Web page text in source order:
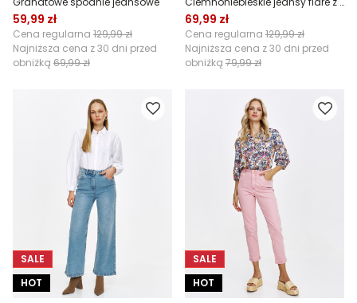
59,99 zł
Cena regularna 129,99 zł
Najniższa cena z 30 dni przed
obniżką 69,99 zł
69,99 zł
Cena regularna 129,99 zł
Najniższa cena z 30 dni przed
obniżką 79,99 zł
SALE
HOT
SALE
HOT